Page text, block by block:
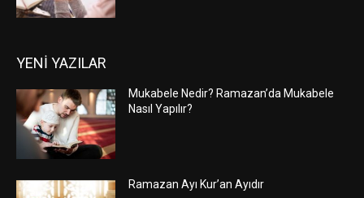
YENİ YAZILAR
Mukabele Nedir? Ramazan’da Mukabele
Nasıl Yapılır?
Ramazan Ayı Kur’an Ayıdır